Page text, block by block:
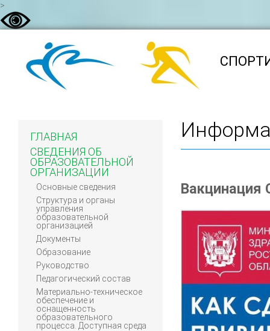
>
ГЛАВНАЯ
СВЕДЕНИЯ ОБ
ОБРАЗОВАТЕЛЬНОЙ
ОРГАНИЗАЦИИ
Основные сведения
Структура и органы
управления
образовательной
организацией
Документы
Образование
Руководство
Педагогический состав
Материально-техническое
обеспечение и
оснащенность
образовательного
процесса. Доступная среда
Вакцинация